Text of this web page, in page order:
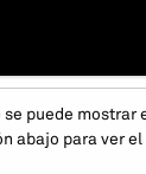
puede mostrar
abajo para ver